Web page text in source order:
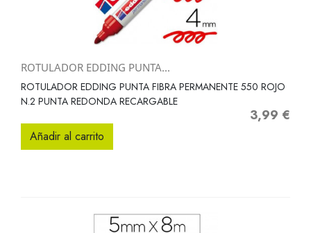
ROTULADOR EDDING PUNTA...
ROTULADOR EDDING PUNTA FIBRA PERMANENTE 550 ROJO
N.2 PUNTA REDONDA RECARGABLE
Precio
3,99 €
Añadir al carrito